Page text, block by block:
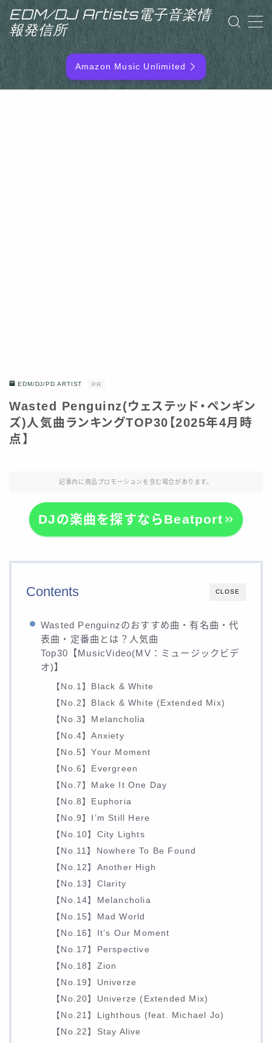
EDM/DJ Artists電子音楽情
報発信所
MENU
EDM/DJ/PD ARTIST
Amazon Music Unlimited
EDM/DJ/PD ARTIST PR
Wasted Penguinz(ウェステッド・ペンギン
ズ)人気曲ランキングTOP30【2025年4月時
点】
記事内に商品プロモーションを含む場合があります。
DJの楽曲を探すならBeatport
CLOSE
Contents
Wasted Penguinzのおすすめ曲・有名曲・代
表曲・定番曲とは？人気曲
Top30【MusicVideo(MV：ミュージックビデ
オ)】
【No.1】Black & White
【No.2】Black & White (Extended Mix)
【No.3】Melancholia
【No.4】Anxiety
【No.5】Your Moment
【No.6】Evergreen
【No.7】Make It One Day
【No.8】Euphoria
【No.9】I’m Still Here
【No.10】City Lights
【No.11】Nowhere To Be Found
【No.12】Another High
【No.13】Clarity
【No.14】Melancholia
【No.15】Mad World
【No.16】It’s Our Moment
【No.17】Perspective
【No.18】Zion
【No.19】Univerze
【No.20】Univerze (Extended Mix)
【No.21】Lighthous (feat. Michael Jo)
【No.22】Stay Alive